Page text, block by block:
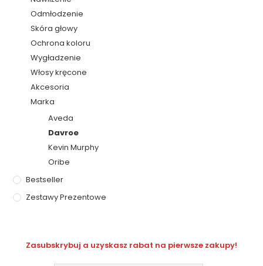
Odmłodzenie
Skóra głowy
Ochrona koloru
Wygładzenie
Włosy kręcone
Akcesoria
Marka
Aveda
Davroe
Kevin Murphy
Oribe
Bestseller
Zestawy Prezentowe
Zasubskrybuj a uzyskasz rabat na pierwsze zakupy!